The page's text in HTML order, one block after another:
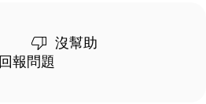
沒幫助
回報問題